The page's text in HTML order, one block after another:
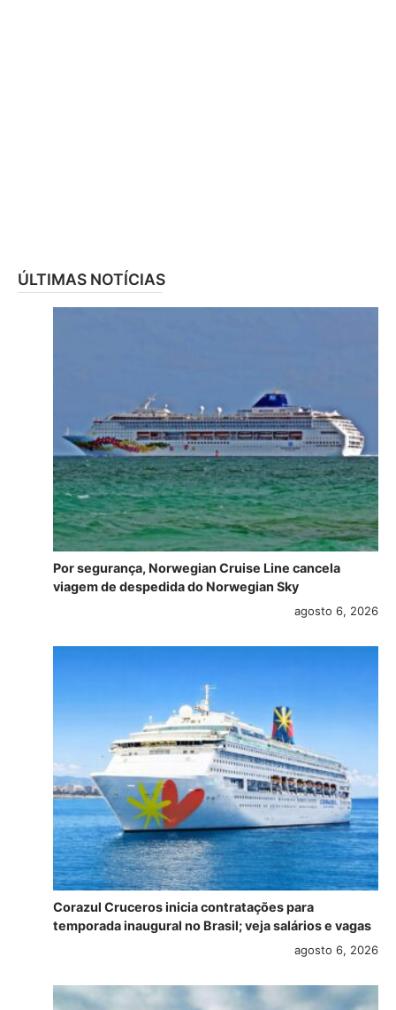
ÚLTIMAS NOTÍCIAS
Por segurança, Norwegian Cruise Line cancela
viagem de despedida do Norwegian Sky
agosto 6, 2026
Corazul Cruceros inicia contratações para
temporada inaugural no Brasil; veja salários e vagas
agosto 6, 2026